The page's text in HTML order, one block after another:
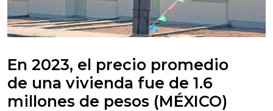
En 2023, el precio promedio
de una vivienda fue de 1.6
millones de pesos (MÉXICO)